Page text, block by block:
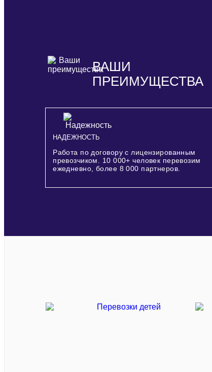
ВАШИ
ПРЕИМУЩЕСТВА
НАДЕЖНОСТЬ
Работа по договору с лицензированным
превозчиком. 10 000+ человек перевозим
ежедневно, более 8 000 партнеров.